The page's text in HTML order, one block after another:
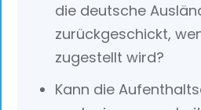
die deutsche
zurückgeschickt,
zugestellt wird?
Kann die